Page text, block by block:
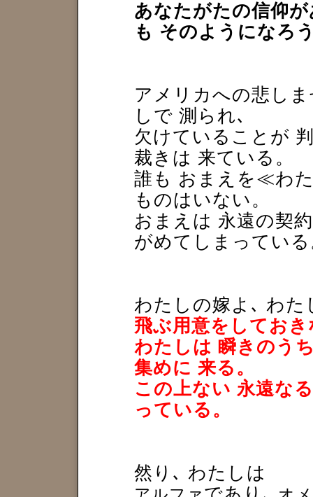
あなたがたの信仰
も そのようになろ
アメリカへの悲し
しで 測られ､
欠けていることが
裁きは 来ている。
誰も おまえを≪わ
ものはいない。
おまえは 永遠の契
がめてしまってい
わたしの嫁よ､ わた
飛ぶ用意をしてお
わたしは 瞬きのう
集めに 来る。
この上ない 永遠な
っている。
然り､ わたしは